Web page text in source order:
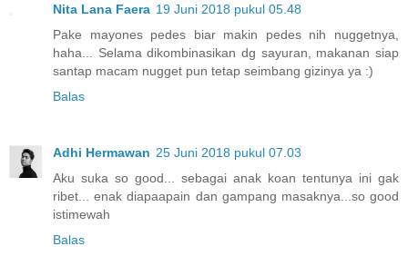
Nita Lana Faera 19 Juni 2018 pukul 05.48
Pake mayones pedes biar makin pedes nih nuggetnya,
haha... Selama dikombinasikan dg sayuran, makanan siap
santap macam nugget pun tetap seimbang gizinya ya :)
Balas
Adhi Hermawan 25 Juni 2018 pukul 07.03
Aku suka so good... sebagai anak koan tentunya ini gak
ribet... enak diapaapain dan gampang masaknya...so good
istimewah
Balas